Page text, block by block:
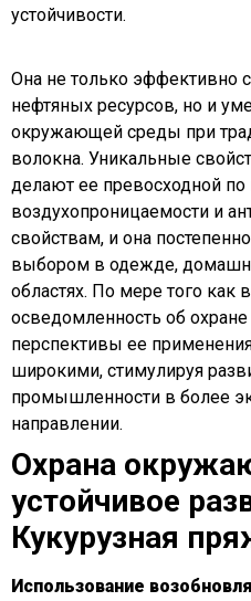
устойчивости.
Она не только эффективно
нефтяных ресурсов, но и
окружающей среды при
волокна. Уникальные
делают ее превосходной по
воздухопроницаемости и
свойствам, и она
выбором в одежде,
областях. По мере того
осведомленность об
перспективы ее
широкими, стимулируя
промышленности в более
направлении.
Охрана
устойчивое
Кукурузная
Использование